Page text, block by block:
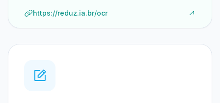
https://reduz.ia.br/ocr